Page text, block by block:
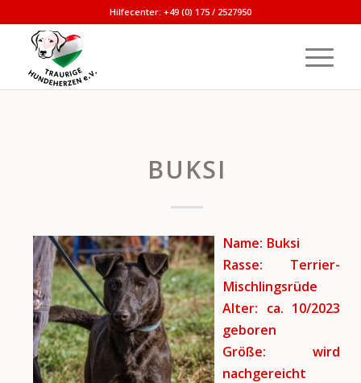
Hilfecenter: +49 (0) 175 / 2527950
BUKSI
Name: Buksi
Rasse: Terrier-
Mischlingsrüde
Alter: ca. 10/2023
geboren
Größe: wird
nachgereicht